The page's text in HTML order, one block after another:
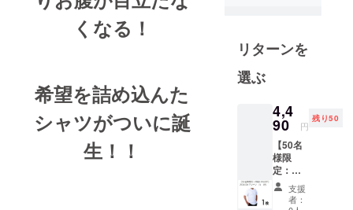
くなる！
希望を詰め込んた
シャツがついに誕
生！！
品があった
ら面白い」
「もっと快
毎日を送り
たい」とい
う想いで、
さまざまな
アイデア商
品の開発と
リターンを
選ぶ
4,4
90 円
残り50
【50名
様限
定：早
割
10％OF
支援
者：